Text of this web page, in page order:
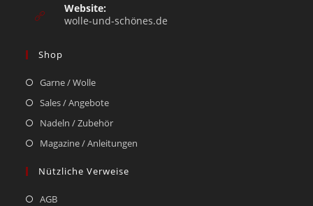
Website:
wolle-und-schönes.de
Shop
Garne / Wolle
Sales / Angebote
Nadeln / Zubehör
Magazine / Anleitungen
Nützliche Verweise
AGB